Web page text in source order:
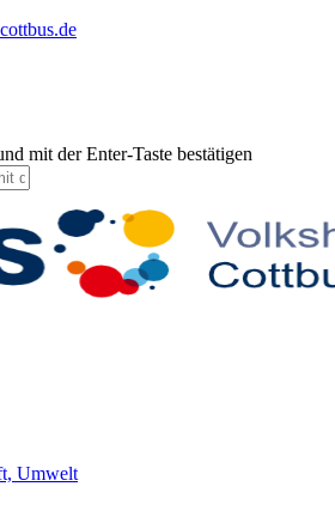
mit der Enter-Taste bestätigen
Umwelt